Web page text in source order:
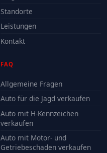
Standorte
Leistungen
Kontakt
FAQ
Allgemeine Fragen
Auto für die Jagd verkaufen
Auto mit H-Kennzeichen
verkaufen
Auto mit Motor- und
Getriebeschaden verkaufen